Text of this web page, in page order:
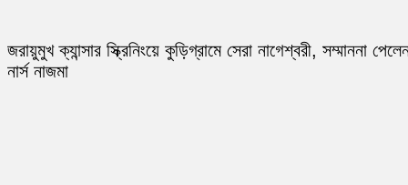
জরায়ুমুখ ক্যান্সার স্ক্রিনিংয়ে কুড়িগ্রামে সেরা নাগেশ্বরী, সম্মাননা
নার্স নাজমা